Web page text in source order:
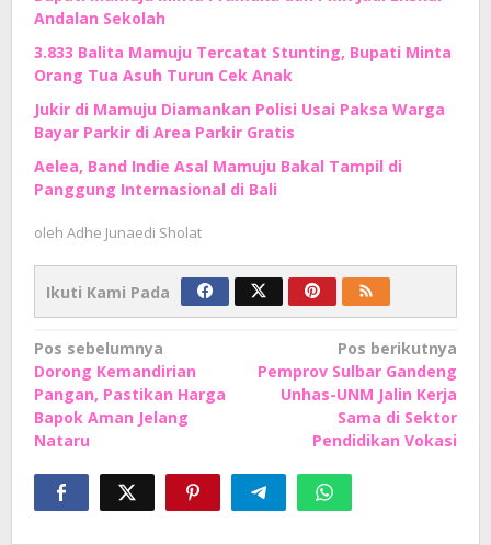
Andalan Sekolah
3.833 Balita Mamuju Tercatat Stunting, Bupati Minta
Orang Tua Asuh Turun Cek Anak
Jukir di Mamuju Diamankan Polisi Usai Paksa Warga
Bayar Parkir di Area Parkir Gratis
Aelea, Band Indie Asal Mamuju Bakal Tampil di
Panggung Internasional di Bali
oleh Adhe Junaedi Sholat
Ikuti Kami Pada
Navigasi
pos
Pos sebelumnya
Dorong Kemandirian
Pangan, Pastikan Harga
Bapok Aman Jelang
Nataru
Pos berikutnya
Pemprov Sulbar Gandeng
Unhas-UNM Jalin Kerja
Sama di Sektor
Pendidikan Vokasi